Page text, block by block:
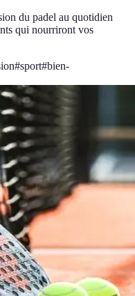
du padel au quotidien
qui nourriront vos
#sport#bien-